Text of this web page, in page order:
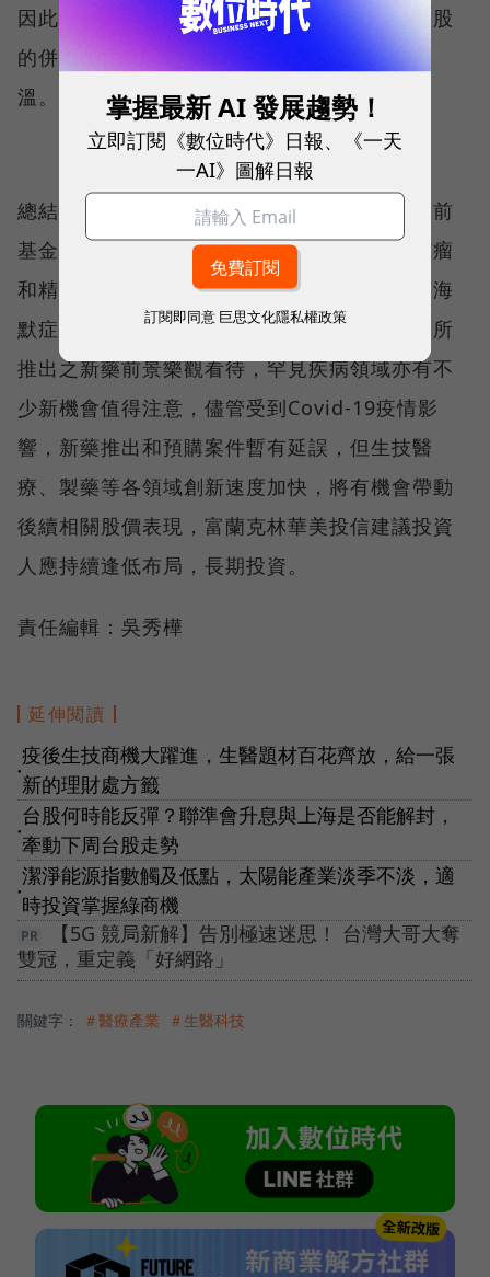
因此，預期今年有望看到更多大型公司對小型股
的併購交易，帶動整體生技產業的併購行情增
溫。
總結以上，由於生技產業研發創新不間斷，目前
基金操作上看好基因療法和基因編輯、免疫腫瘤
和精準腫瘤領域發展，同時也對於近期如阿茲海
默症、其他神經退化性疾病以及自體免疫疾病所
推出之新藥前景樂觀看待，罕見疾病領域亦有不
少新機會值得注意，儘管受到Covid-19疫情影
響，新藥推出和預購案件暫有延誤，但生技醫
療、製藥等各領域創新速度加快，將有機會帶動
後續相關股價表現，富蘭克林華美投信建議投資
人應持續逢低布局，長期投資。
責任編輯：吳秀樺
延伸閱讀
●
疫後生技商機大躍進，生醫題材百花齊放，給一張
新的理財處方籤
●
台股何時能反彈？聯準會升息與上海是否能解封，
牽動下周台股走勢
●
潔淨能源指數觸及低點，太陽能產業淡季不淡，適
時投資掌握綠商機
【5G 競局新解】告別極速迷思！ 台灣大哥大奪
雙冠，重定義「好網路」
關鍵字： ＃醫療產業 ＃生醫科技
掌握最新 AI 發展趨勢！
立即訂閱《數位時代》日報、《一天
一AI》圖解日報
訂閱即同意 巨思文化隱私權政策